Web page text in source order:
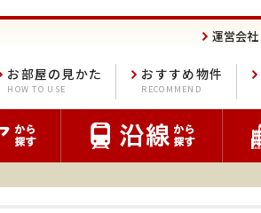
運営会社
おすすめ物件
RECOMMEND
お部屋の見かた
HOW TO USE